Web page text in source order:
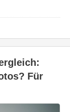
Für